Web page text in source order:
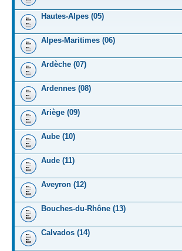
Hautes-Alpes (05)
Alpes-Maritimes (06)
Ardèche (07)
Ardennes (08)
Ariège (09)
Aube (10)
Aude (11)
Aveyron (12)
Bouches-du-Rhône (13)
Calvados (14)